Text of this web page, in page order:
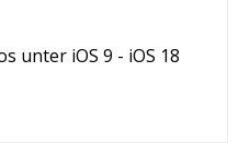
unter iOS 9 - iOS 18